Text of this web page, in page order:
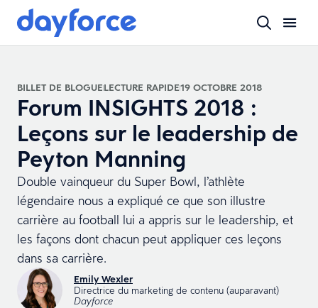
BILLET DE BLOGUELECTURE RAPIDE19 OCTOBRE 2018
Forum INSIGHTS 2018 :
Leçons sur le leadership de
Peyton Manning
Double vainqueur du Super Bowl, l’athlète
légendaire nous a expliqué ce que son illustre
carrière au football lui a appris sur le leadership, et
les façons dont chacun peut appliquer ces leçons
dans sa carrière.
Emily Wexler
Directrice du marketing de contenu (auparavant)
Dayforce